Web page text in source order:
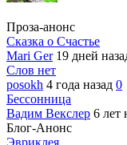
Проза-анонс
Сказка о Счастье
Mari Ger 19 дней
Слов нет
posokh 4 года назад 0
Бессонница
Вадим Векслер 6 лет
Блог-Анонс
Эвриклея